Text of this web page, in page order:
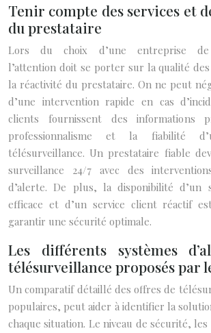
Tenir compte des services et
du prestataire
Lors du choix d’une entreprise de
l’attention doit se porter sur la qualité
la réactivité du prestataire. On ne peut
d’une intervention rapide en cas
clients fournissent des informations
professionnalisme et la fiabilité
télésurveillance. Un prestataire fiable
surveillance 24/7 avec des
d’alerte. De plus, la disponibilité d’un
efficace et d’un service client réactif
garantir une sécurité optimale.
Les différents systèmes
télésurveillance proposés par
Un comparatif détaillé des offres de
populaires, peut aider à identifier la
chaque situation. Le niveau de sécurité,